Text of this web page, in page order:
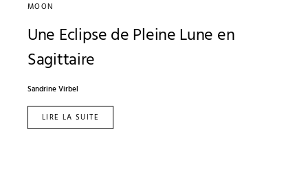
MOON
Une Eclipse de Pleine Lune en
Sagittaire
Sandrine Virbel
LIRE LA SUITE